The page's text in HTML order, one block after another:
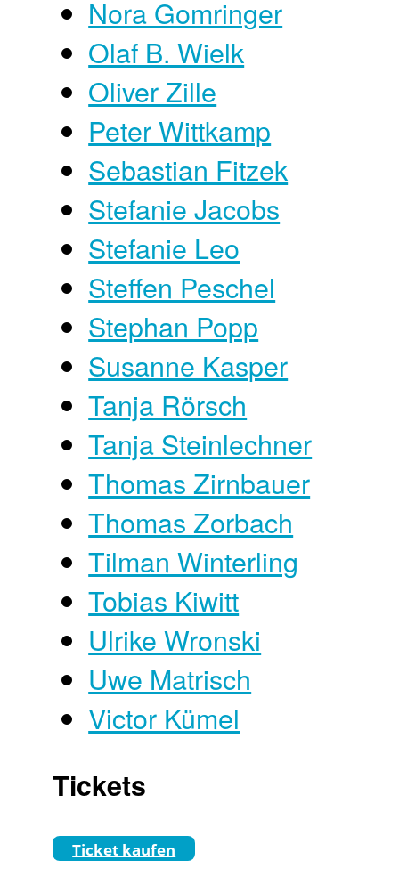
Nora Gomringer
Olaf B. Wielk
Oliver Zille
Peter Wittkamp
Sebastian Fitzek
Stefanie Jacobs
Stefanie Leo
Steffen Peschel
Stephan Popp
Susanne Kasper
Tanja Rörsch
Tanja Steinlechner
Thomas Zirnbauer
Thomas Zorbach
Tilman Winterling
Tobias Kiwitt
Ulrike Wronski
Uwe Matrisch
Victor Kümel
Tickets
Ticket kaufen